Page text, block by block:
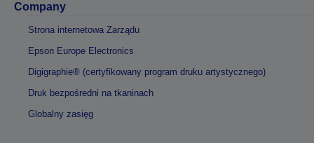
Company
Strona internetowa Zarządu
Epson Europe Electronics
Digigraphie® (certyfikowany program druku artystycznego)
Druk bezpośredni na tkaninach
Globalny zasięg